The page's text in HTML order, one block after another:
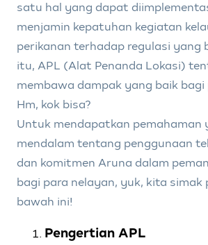
satu hal yang dapat
menjamin kepatuhan kegiatan
perikanan terhadap regulasi yang
itu, APL (Alat Penanda Lokasi)
membawa dampak yang baik bagi
Hm, kok bisa?
Untuk mendapatkan pemahaman
mendalam tentang penggunaan
dan komitmen Aruna dalam
bagi para nelayan, yuk, kita simak
bawah ini!
Pengertian APL